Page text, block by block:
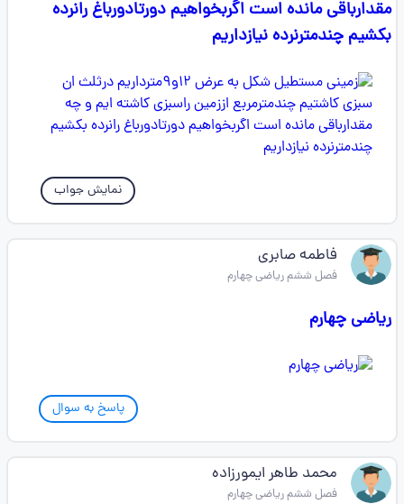
مقدارباقی مانده است اگربخواهیم دورتادورباغ رانرده
بکشیم چندمترنرده نیازداریم
نمایش جواب
فاطمه صابری
فصل ششم ریاضی چهارم
ریاضی چهارم
پاسخ به سوال
محمد طاهر ایمورزاده
فصل ششم ریاضی چهارم